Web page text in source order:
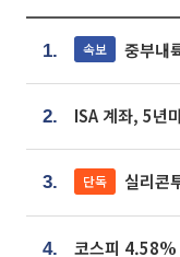
1. 속보 중부내
2. ISA 계좌, 5년
3. 단독 실리콘투, 라
4. 코스피 4.58%